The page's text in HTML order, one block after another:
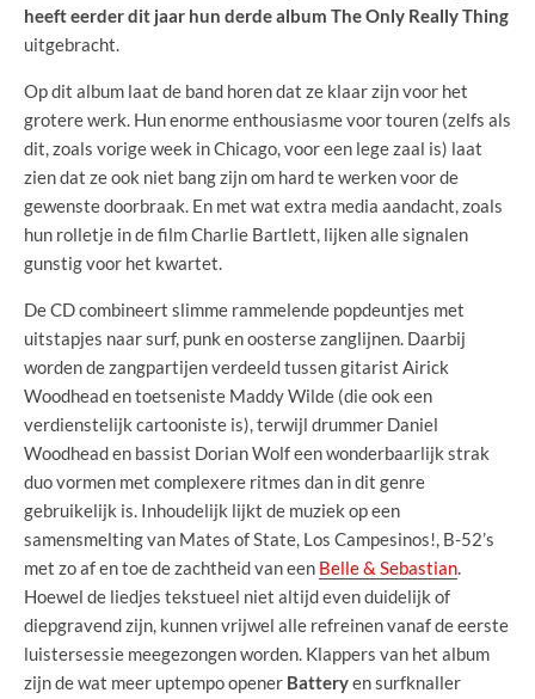
heeft eerder dit jaar hun derde album The Only Really Thing
uitgebracht.
Op dit album laat de band horen dat ze klaar zijn voor het
grotere werk. Hun enorme enthousiasme voor touren (zelfs als
dit, zoals vorige week in Chicago, voor een lege zaal is) laat
zien dat ze ook niet bang zijn om hard te werken voor de
gewenste doorbraak. En met wat extra media aandacht, zoals
hun rolletje in de film Charlie Bartlett, lijken alle signalen
gunstig voor het kwartet.
De CD combineert slimme rammelende popdeuntjes met
uitstapjes naar surf, punk en oosterse zanglijnen. Daarbij
worden de zangpartijen verdeeld tussen gitarist Airick
Woodhead en toetseniste Maddy Wilde (die ook een
verdienstelijk cartooniste is), terwijl drummer Daniel
Woodhead en bassist Dorian Wolf een wonderbaarlijk strak
duo vormen met complexere ritmes dan in dit genre
gebruikelijk is. Inhoudelijk lijkt de muziek op een
samensmelting van Mates of State, Los Campesinos!, B-52’s
met zo af en toe de zachtheid van een Belle & Sebastian.
Hoewel de liedjes tekstueel niet altijd even duidelijk of
diepgravend zijn, kunnen vrijwel alle refreinen vanaf de eerste
luistersessie meegezongen worden. Klappers van het album
zijn de wat meer uptempo opener Batteryen surfknaller